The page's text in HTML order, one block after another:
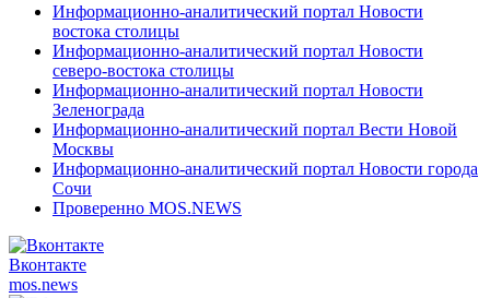
Информационно-аналитический портал Новости
востока столицы
Информационно-аналитический портал Новости
северо-востока столицы
Информационно-аналитический портал Новости
Зеленограда
Информационно-аналитический портал Вести Новой
Москвы
Информационно-аналитический портал Новости города
Сочи
Проверенно MOS.NEWS
Вконтакте
mos.news